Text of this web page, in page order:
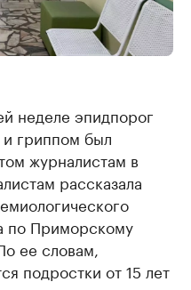
неделе эпидпорог
гриппом был
журналистам в
рассказала
по Приморскому
ее словам,
подростки от 15 лет